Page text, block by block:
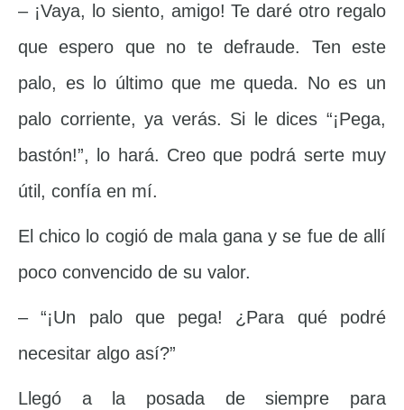
– ¡Vaya, lo siento, amigo! Te daré otro regalo
que espero que no te defraude. Ten este
palo, es lo último que me queda. No es un
palo corriente, ya verás. Si le dices “¡Pega,
bastón!”, lo hará. Creo que podrá serte muy
útil, confía en mí.
El chico lo cogió de mala gana y se fue de allí
poco convencido de su valor.
– “¡Un palo que pega! ¿Para qué podré
necesitar algo así?”
Llegó a la posada de siempre para